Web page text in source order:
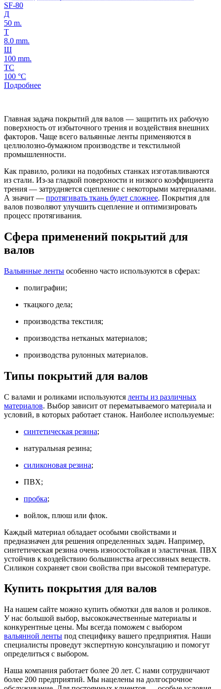
SF-80
Д
50 m.
Т
8.0 mm.
Ш
100 mm.
ТС
100 °C
Подробнее
Главная задача покрытий для валов — защитить их рабочую
поверхность от избыточного трения и воздействия внешних
факторов. Чаще всего вальянные ленты применяются в
целлюлозно-бумажном производстве и текстильной
промышленности.
Как правило, ролики на подобных станках изготавливаются
из стали. Из-за гладкой поверхности и низкого коэффициента
трения — затрудняется сцепление с некоторыми материалами.
А значит — протягивать ткань будет сложнее. Покрытия для
валов позволяют улучшить сцепление и оптимизировать
процесс протягивания.
Сфера применений покрытий для
валов
Вальянные ленты особенно часто используются в сферах:
полиграфии;
ткацкого дела;
производства текстиля;
производства нетканых материалов;
производства рулонных материалов.
Типы покрытий для валов
С валами и роликами используются ленты из различных
материалов. Выбор зависит от перематываемого материала и
условий, в которых работает станок. Наиболее используемые:
синтетическая резина;
натуральная резина;
силиконовая резина;
ПВХ;
пробка;
войлок, плюш или флок.
Каждый материал обладает особыми свойствами и
предназначен для решения определенных задач. Например,
синтетическая резина очень износостойкая и эластичная. ПВХ
устойчив к воздействию большинства агрессивных веществ.
Силикон сохраняет свои свойства при высокой температуре.
Купить покрытия для валов
На нашем сайте можно купить обмотки для валов и роликов.
У нас большой выбор, высококачественные материалы и
конкурентные цены. Мы всегда поможем с выбором
вальянной ленты под специфику вашего предприятия. Наши
специалисты проведут экспертную консультацию и помогут
определиться с выбором.
Наша компания работает более 20 лет. С нами сотрудничают
более 200 предприятий. Мы нацелены на долгосрочное